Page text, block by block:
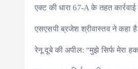
एक्ट की धारा 67-A के तहत
एसएसपी ब्रजेश श्रीवास्तव ने कहा है
रेनू दूबे की अपील: “मुझे सिर्फ मेरा हक